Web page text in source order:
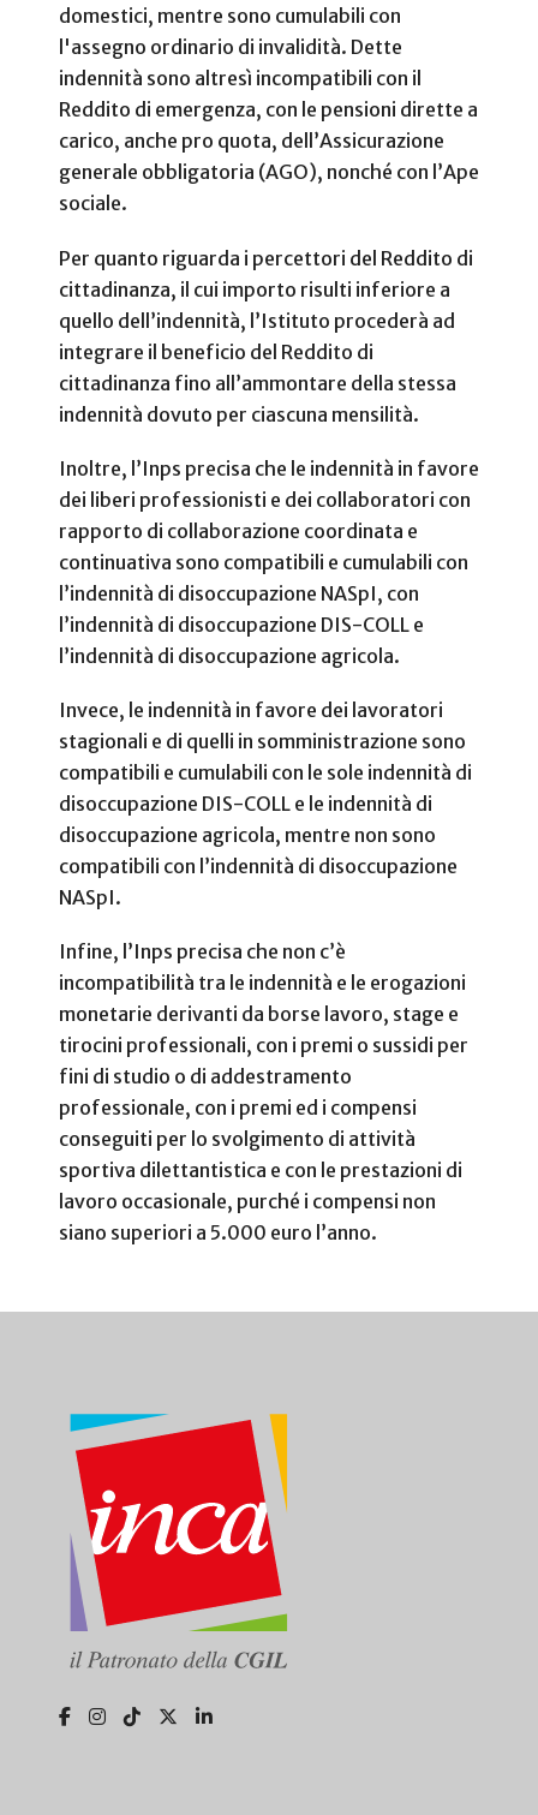
domestici, mentre sono cumulabili con
l'assegno ordinario di invalidità. Dette
indennità sono altresì incompatibili con il
Reddito di emergenza, con le pensioni dirette a
carico, anche pro quota, dell’Assicurazione
generale obbligatoria (AGO), nonché con l’Ape
sociale.
Per quanto riguarda i percettori del Reddito di
cittadinanza, il cui importo risulti inferiore a
quello dell’indennità, l’Istituto procederà ad
integrare il beneficio del Reddito di
cittadinanza fino all’ammontare della stessa
indennità dovuto per ciascuna mensilità.
Inoltre, l’Inps precisa che le indennità in favore
dei liberi professionisti e dei collaboratori con
rapporto di collaborazione coordinata e
continuativa sono compatibili e cumulabili con
l’indennità di disoccupazione NASpI, con
l’indennità di disoccupazione DIS-COLL e
l’indennità di disoccupazione agricola.
Invece, le indennità in favore dei lavoratori
stagionali e di quelli in somministrazione sono
compatibili e cumulabili con le sole indennità di
disoccupazione DIS-COLL e le indennità di
disoccupazione agricola, mentre non sono
compatibili con l’indennità di disoccupazione
NASpI.
Infine, l’Inps precisa che non c’è
incompatibilità tra le indennità e le erogazioni
monetarie derivanti da borse lavoro, stage e
tirocini professionali, con i premi o sussidi per
fini di studio o di addestramento
professionale, con i premi ed i compensi
conseguiti per lo svolgimento di attività
sportiva dilettantistica e con le prestazioni di
lavoro occasionale, purché i compensi non
siano superiori a 5.000 euro l’anno.